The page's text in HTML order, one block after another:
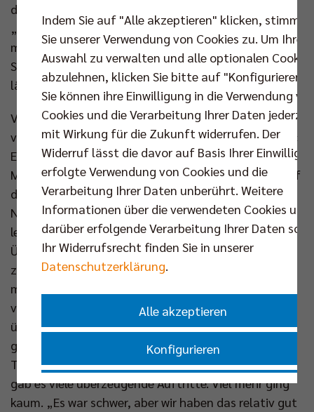
der Steuerung des Athletikstrainings unterstützt.
„Es ist für sie anstrengend, aber die Jungs sind
motiviert, ich habe einen guten Eindruck von den
Spielern“, sagt der 27-Jährige Koenigsmann, „alles
läuft strukturiert nach Plan.“
Vor einem Jahr war das etwas anders. Es war ein
verrückter Start für Banks als Nachfolger von Cedric
Enard bei den BR Volleys. Als Coach der finnischen
Männer stand die Olympia-Qualifikation in Japan auf
dem Programm. Viele Spieler waren ebenso mit ihren
Nationalteams in aller Welt unterwegs. In Berlin
leitete Steuerwald für die wenigen Verbliebenen die
Übungen. Nur: Das komplette Trainerteam war neu
zusammengestellt, man kannte sich kaum. Und
musste doch gleich funktionieren, einander
vertrauen, harmonieren und sich absprechen – oft
über Videocalls. Aber, findet Steuerwald: „Es hat
gepasst und passt immer noch.“ Alle drei nationalen
Titel wurden gewonnen, in der Champions League
gab es viele überzeugende Auftritte. Viel mehr ging
kaum. „Es war schwer, aber wir haben das relativ gut
Indem Sie auf "Alle akzeptieren" klicken, stimmen
Sie unserer Verwendung von Cookies zu. Um Ihre
Auswahl zu verwalten und alle optionalen Cookies
abzulehnen, klicken Sie bitte auf "Konfigurieren".
Sie können ihre Einwilligung in die Verwendung
Cookies und die Verarbeitung Ihrer Daten
mit Wirkung für die Zukunft widerrufen. Der
Widerruf lässt die davor auf Basis Ihrer
erfolgte Verwendung von Cookies und die
Verarbeitung Ihrer Daten unberührt. Weitere
Informationen über die verwendeten Cookies und
darüber erfolgende Verarbeitung Ihrer Daten
Ihr Widerrufsrecht finden Sie in unserer
Datenschutzerklärung.
Alle akzeptieren
Konfigurieren
Nur essenzielle Cookies akzeptieren